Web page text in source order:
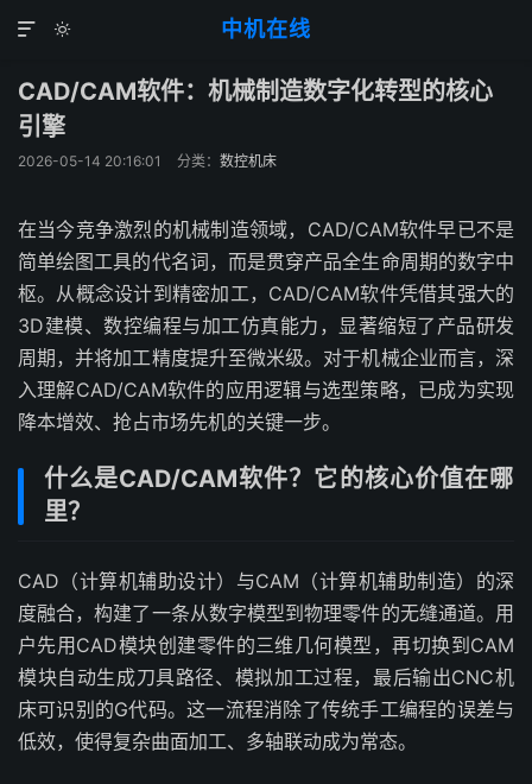
中机在线


CAD/CAM软件：机械制造数字化转型的核心
引擎
2026-05-14 20:16:01 分类： 数控机床
在当今竞争激烈的机械制造领域，CAD/CAM软件早已不是
简单绘图工具的代名词，而是贯穿产品全生命周期的数字中
枢。从概念设计到精密加工，CAD/CAM软件凭借其强大的
3D建模、数控编程与加工仿真能力，显著缩短了产品研发
周期，并将加工精度提升至微米级。对于机械企业而言，深
入理解CAD/CAM软件的应用逻辑与选型策略，已成为实现
降本增效、抢占市场先机的关键一步。
什么是CAD/CAM软件？它的核心价值在哪
里？
CAD（计算机辅助设计）与CAM（计算机辅助制造）的深
度融合，构建了一条从数字模型到物理零件的无缝通道。用
户先用CAD模块创建零件的三维几何模型，再切换到CAM
模块自动生成刀具路径、模拟加工过程，最后输出CNC机
床可识别的G代码。这一流程消除了传统手工编程的误差与
低效，使得复杂曲面加工、多轴联动成为常态。